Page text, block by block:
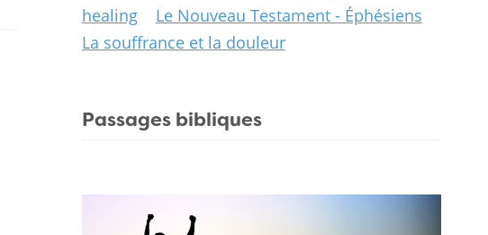
healing
Le Nouveau Testament - Éphésiens
La souffrance et la douleur
Passages bibliques